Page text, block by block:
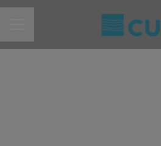
MENU DE CARREIRAS